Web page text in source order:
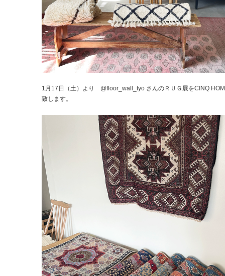
1月17日（土）より @floor_wall_tyo さんのＲＵＧ展をCINQ
致します。